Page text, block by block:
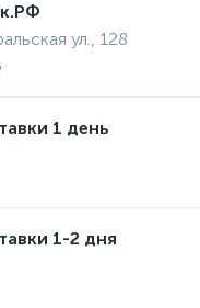
ул., 128
1 день
1-2 дня